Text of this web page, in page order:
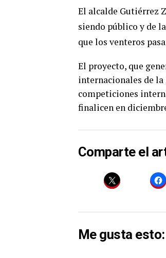
El alcalde Gutiérrez
siendo público y de
que los venteros
El proyecto, que
internacionales de
competiciones
finalicen en
Comparte el
Me gusta esto: